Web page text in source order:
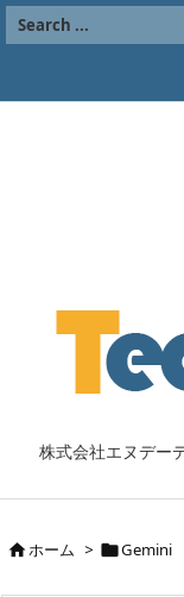
株式会社エヌデー
ホーム > Gemini